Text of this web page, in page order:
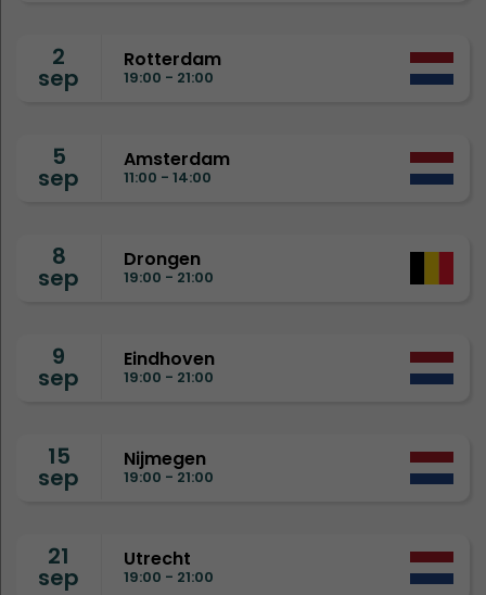
2
sep
Rotterdam
19:00 - 21:00
5
sep
Amsterdam
11:00 - 14:00
8
sep
Drongen
19:00 - 21:00
9
sep
Eindhoven
19:00 - 21:00
15
sep
Nijmegen
19:00 - 21:00
21
sep
Utrecht
19:00 - 21:00